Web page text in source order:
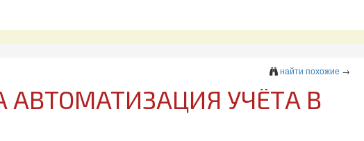
найти похожие →
АВТОМАТИЗАЦИЯ УЧЁТА В